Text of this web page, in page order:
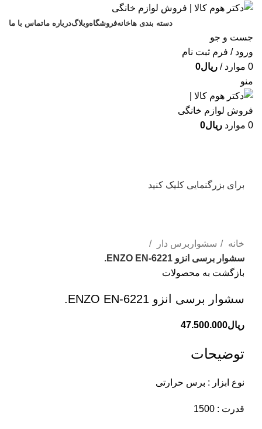
دسته بندی هاخانهفروشگاهوبلاگدرباره ماتماس با ما
جست و جو
ورود / فرم ثبت نام
0 موارد / ریال0
منو
0 موارد ریال0
برای بزرگنمایی کلیک کنید
خانه
سشواربرس دار
سشوار برسی انزو ENZO EN-6221.
بازگشت به محصولات
سشوار برسی انزو ENZO EN-6221.
ریال47.500.000
توضیحات
نوع ابزار : برس حرارتی
قدرت : 1500